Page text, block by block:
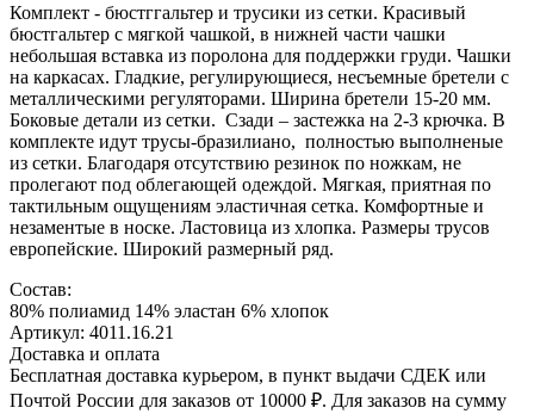
Комплект - бюстггальтер и трусики из сетки. Красивый
бюстгальтер с мягкой чашкой, в нижней части чашки
небольшая вставка из поролона для поддержки груди. Чашки
на каркасах. Гладкие, регулирующиеся, несъемные бретели с
металлическими регуляторами. Ширина бретели 15-20 мм.
Боковые детали из сетки. Сзади – застежка на 2-3 крючка. В
комплекте идут трусы-бразилиано, полностью выполненые
из сетки. Благодаря отсутствию резинок по ножкам, не
пролегают под облегающей одеждой. Мягкая, приятная по
тактильным ощущениям эластичная сетка. Комфортные и
незаментые в носке. Ластовица из хлопка. Размеры трусов
европейские. Широкий размерный ряд.
Состав:
80% полиамид 14% эластан 6% хлопок
Артикул: 4011.16.21
Доставка и оплата
Бесплатная доставка курьером, в пункт выдачи СДЕК или
Почтой России для заказов от 10000 ₽. Для заказов на сумму